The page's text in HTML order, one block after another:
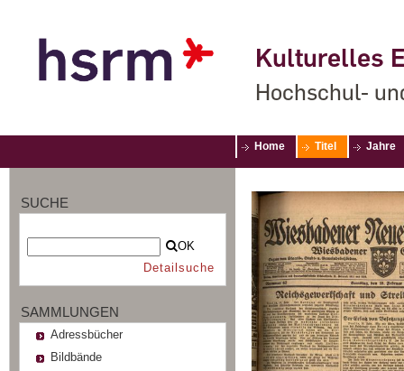
Kulturelles
Hochschul-
Home Titel Jahre
SUCHE
OK
Detailsuche
SAMMLUNGEN
Adressbücher
Bildbände